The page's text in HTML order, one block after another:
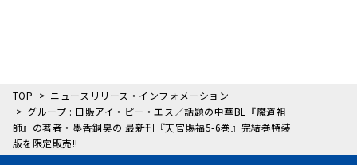
TOP
ニュースリリース・インフォメーション
グループ : 日販アイ・ピー・エス／話題の中華BL『魔道祖
師』の著者・墨香銅臭の 最新刊『天官賜福5-6巻』完結巻特装
版を限定販売!!